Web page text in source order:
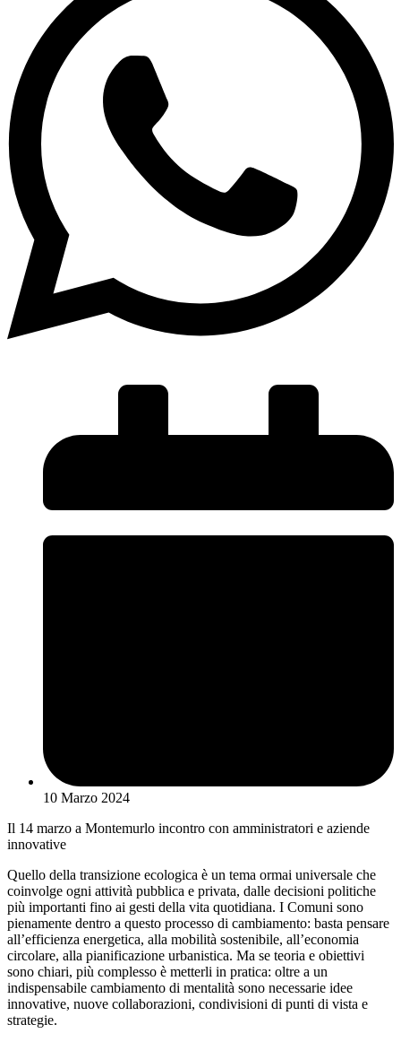
10 Marzo 2024
Il 14 marzo a Montemurlo incontro con amministratori e aziende
innovative
Quello della transizione ecologica è un tema ormai universale che
coinvolge ogni attività pubblica e privata, dalle decisioni politiche
più importanti fino ai gesti della vita quotidiana. I Comuni sono
pienamente dentro a questo processo di cambiamento: basta pensare
all’efficienza energetica, alla mobilità sostenibile, all’economia
circolare, alla pianificazione urbanistica. Ma se teoria e obiettivi
sono chiari, più complesso è metterli in pratica: oltre a un
indispensabile cambiamento di mentalità sono necessarie idee
innovative, nuove collaborazioni, condivisioni di punti di vista e
strategie.